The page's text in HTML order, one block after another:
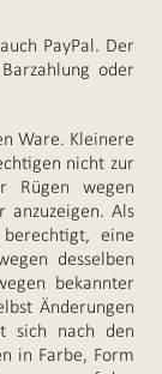
PayPal. Der
oder
Ware. Kleinere
nicht zur
Rügen wegen
anzuzeigen. Als
eine
desselben
bekannter
Änderungen
sich nach den
in Farbe, Form